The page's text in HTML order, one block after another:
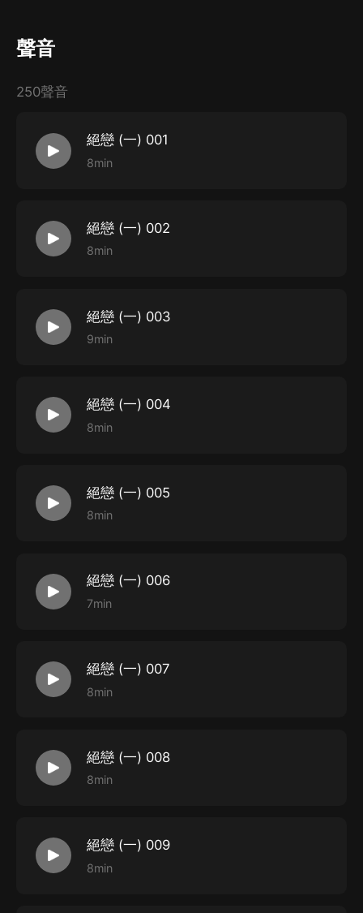
聲音
250聲音
絕戀 (一) 001
8min
絕戀 (一) 002
8min
絕戀 (一) 003
9min
絕戀 (一) 004
8min
絕戀 (一) 005
8min
絕戀 (一) 006
7min
絕戀 (一) 007
8min
絕戀 (一) 008
8min
絕戀 (一) 009
8min